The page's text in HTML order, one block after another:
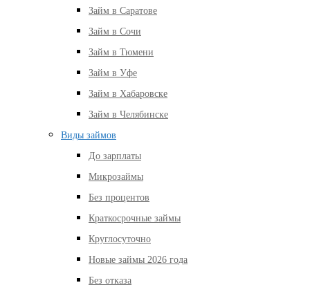
Займ в Саратове
Займ в Сочи
Займ в Тюмени
Займ в Уфе
Займ в Хабаровске
Займ в Челябинске
Виды займов
До зарплаты
Микрозаймы
Без процентов
Краткосрочные займы
Круглосуточно
Новые займы 2026 года
Без отказа